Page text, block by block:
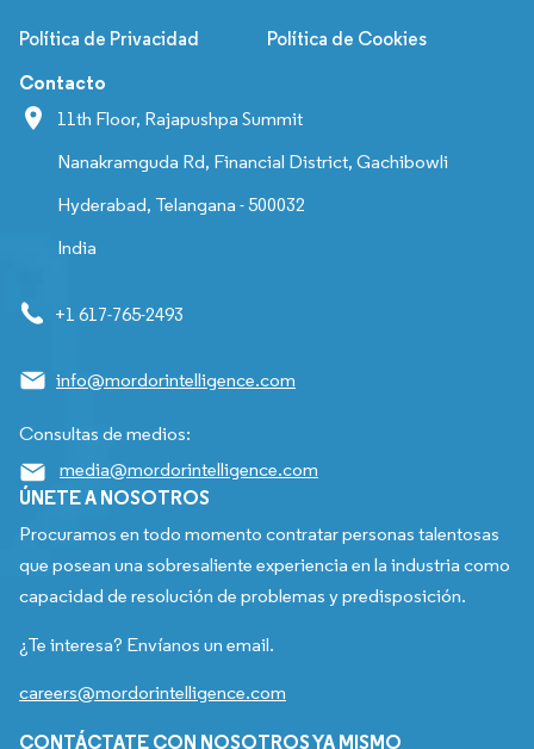
Política de Privacidad Política de Cookies
Contacto
11th Floor, Rajapushpa Summit
Nanakramguda Rd, Financial District, Gachibowli
Hyderabad, Telangana - 500032
India
+1 617-765-2493
info@mordorintelligence.com
Consultas de medios:
media@mordorintelligence.com
ÚNETE A NOSOTROS
Procuramos en todo momento contratar personas talentosas
que posean una sobresaliente experiencia en la industria como
capacidad de resolución de problemas y predisposición.
¿Te interesa? Envíanos un email.
careers@mordorintelligence.com
CONTÁCTATE CON NOSOTROS YA MISMO